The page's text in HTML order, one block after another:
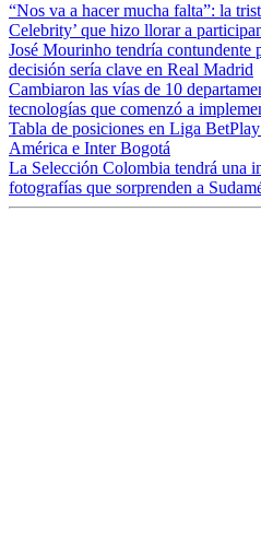
“Nos va a hacer mucha falta”: la
Celebrity’ que hizo llorar a
José Mourinho tendría contundente
decisión sería clave en Real Madrid
Cambiaron las vías de 10
tecnologías que comenzó a
Tabla de posiciones en Liga
América e Inter Bogotá
La Selección Colombia tendrá una
fotografías que sorprenden a